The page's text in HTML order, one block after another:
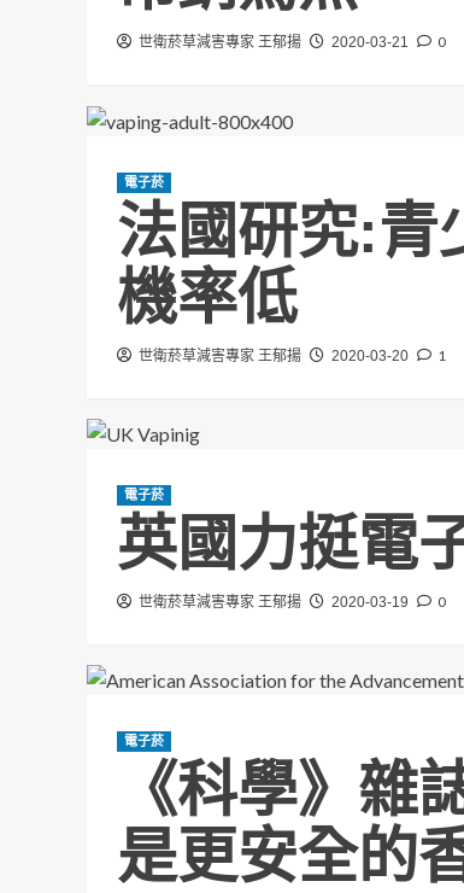
世衛菸草減害專家 王郁揚 2020-03-21 0
電子菸
法國研究:青
機率低
世衛菸草減害專家 王郁揚 2020-03-20 1
電子菸
英國力挺電
世衛菸草減害專家 王郁揚 2020-03-19 0
電子菸
《科學》雜
是更安全的